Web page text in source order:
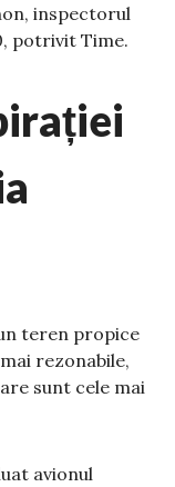
inspectorul
potrivit Time.
teren propice
rezonabile,
sunt cele mai
avionul